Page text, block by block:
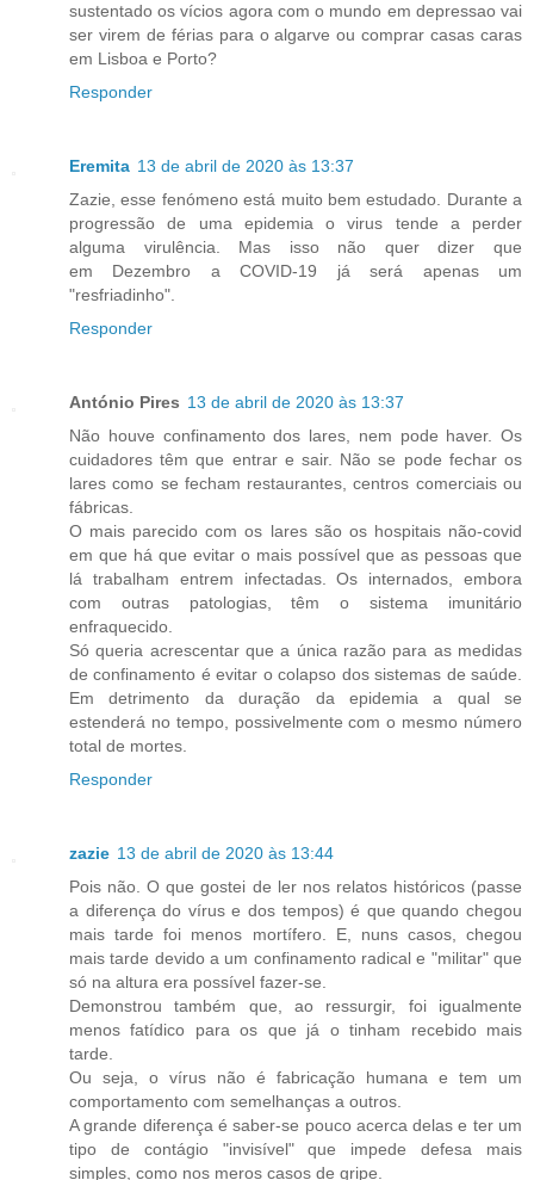
sustentado os vícios agora com o mundo em depressao vai
ser virem de férias para o algarve ou comprar casas caras
em Lisboa e Porto?
Responder
Eremita 13 de abril de 2020 às 13:37
Zazie, esse fenómeno está muito bem estudado. Durante a
progressão de uma epidemia o virus tende a perder
alguma virulência. Mas isso não quer dizer que
em Dezembro a COVID-19 já será apenas um
"resfriadinho".
Responder
António Pires 13 de abril de 2020 às 13:37
Não houve confinamento dos lares, nem pode haver. Os
cuidadores têm que entrar e sair. Não se pode fechar os
lares como se fecham restaurantes, centros comerciais ou
fábricas.
O mais parecido com os lares são os hospitais não-covid
em que há que evitar o mais possível que as pessoas que
lá trabalham entrem infectadas. Os internados, embora
com outras patologias, têm o sistema imunitário
enfraquecido.
Só queria acrescentar que a única razão para as medidas
de confinamento é evitar o colapso dos sistemas de saúde.
Em detrimento da duração da epidemia a qual se
estenderá no tempo, possivelmente com o mesmo número
total de mortes.
Responder
zazie 13 de abril de 2020 às 13:44
Pois não. O que gostei de ler nos relatos históricos (passe
a diferença do vírus e dos tempos) é que quando chegou
mais tarde foi menos mortífero. E, nuns casos, chegou
mais tarde devido a um confinamento radical e "militar" que
só na altura era possível fazer-se.
Demonstrou também que, ao ressurgir, foi igualmente
menos fatídico para os que já o tinham recebido mais
tarde.
Ou seja, o vírus não é fabricação humana e tem um
comportamento com semelhanças a outros.
A grande diferença é saber-se pouco acerca delas e ter um
tipo de contágio "invisível" que impede defesa mais
simples, como nos meros casos de gripe.